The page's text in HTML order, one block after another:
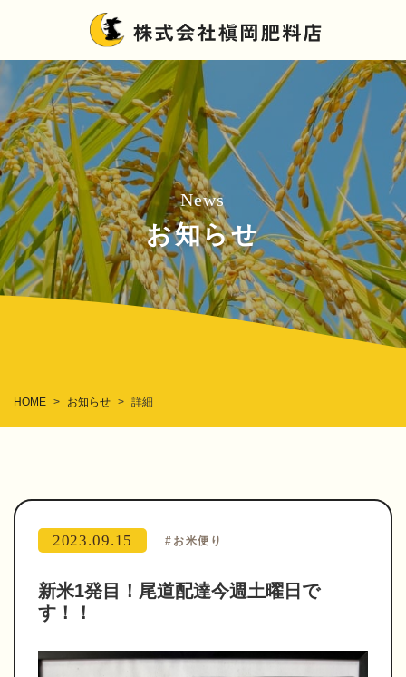
News
お知らせ
HOME > お知らせ > 詳細
2023.09.15 #お米便り
新米1発目！尾道配達今週土曜日で
す！！